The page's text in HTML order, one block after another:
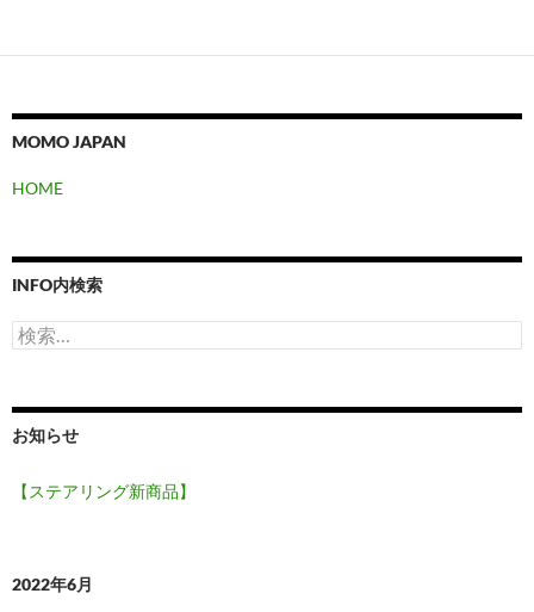
MOMO JAPAN
HOME
INFO内検索
検
索:
お知らせ
【ステアリング新商品】
2022年6月